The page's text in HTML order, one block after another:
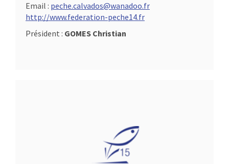
Email : peche.calvados@wanadoo.fr
http://www.federation-peche14.fr
Président : GOMES Christian